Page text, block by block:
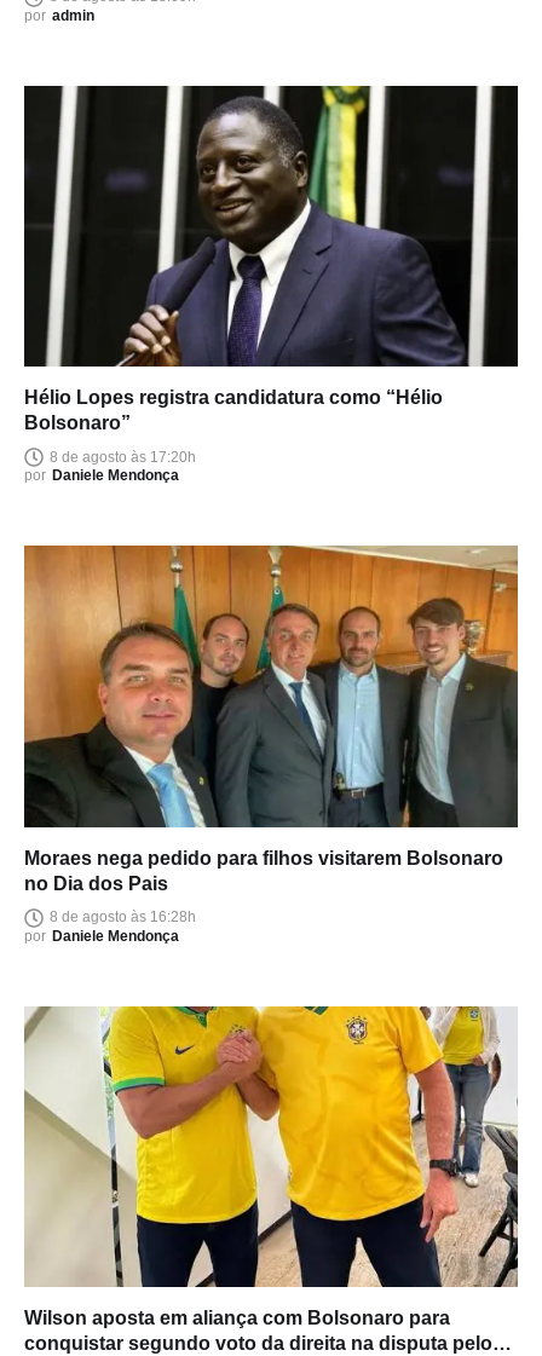
por admin
Hélio Lopes registra candidatura como “Hélio
Bolsonaro”
8 de agosto às 17:20h
por Daniele Mendonça
Moraes nega pedido para filhos visitarem Bolsonaro
no Dia dos Pais
8 de agosto às 16:28h
por Daniele Mendonça
Wilson aposta em aliança com Bolsonaro para
conquistar segundo voto da direita na disputa pelo